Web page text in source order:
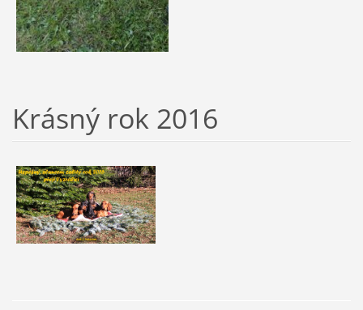
Krásný rok 2016